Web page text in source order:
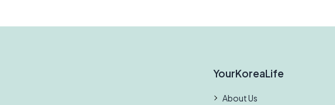
YourKoreaLife
About Us